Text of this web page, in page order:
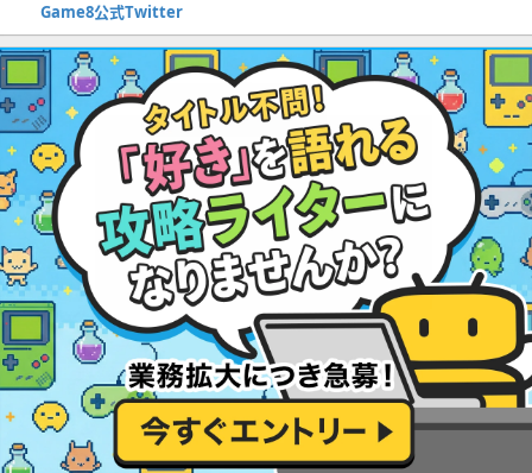
Game8公式Twitter